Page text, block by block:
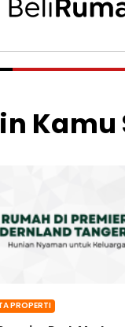
Kamu
PROPERTI